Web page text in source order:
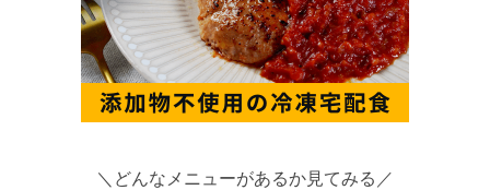
＼どんなメニューがあるか見てみる／